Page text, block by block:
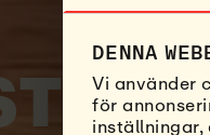
DENNA
Vi använder
för